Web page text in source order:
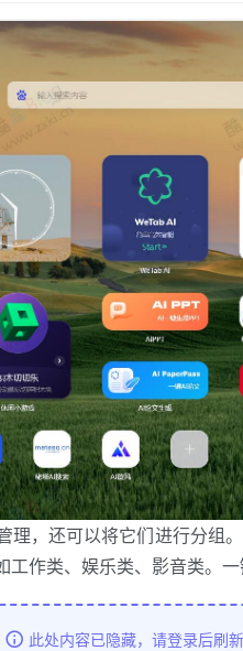
理，还可以将它们进行分组
作类、娱乐类、影音类。一
此处内容已隐藏，请登录后刷